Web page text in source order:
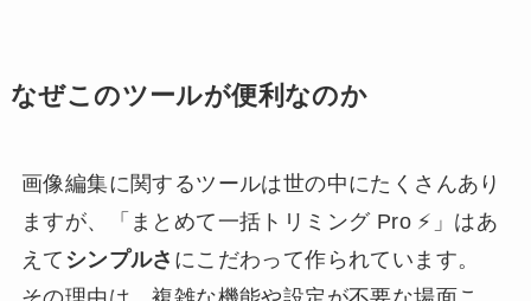
なぜこのツールが便利なのか
画像編集に関するツールは世の中にたくさんあり
ますが、「まとめて一括トリミング Pro ⚡」はあ
えて シンプルさ にこだわって作られています。